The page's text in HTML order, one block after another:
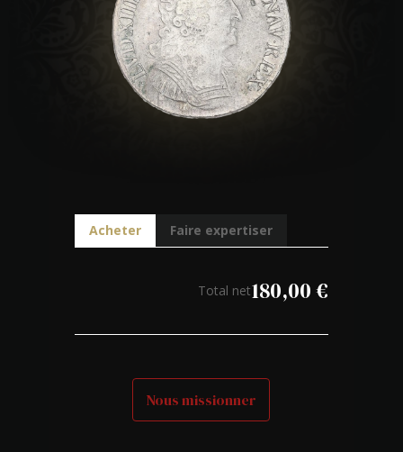
Acheter Faire expertiser
Total net180,00€
Nous missionner